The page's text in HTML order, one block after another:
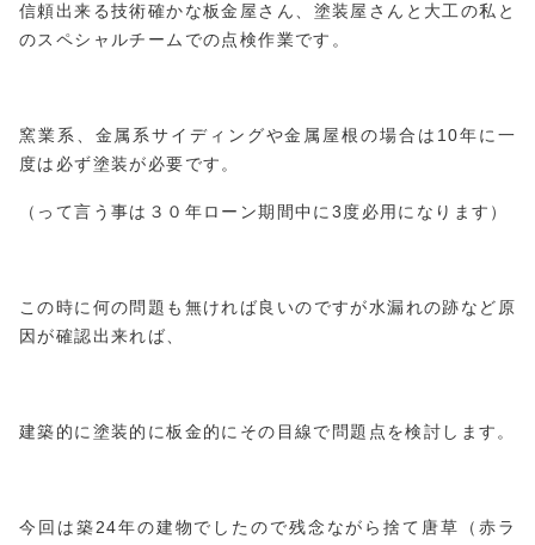
信頼出来る技術確かな板金屋さん、塗装屋さんと大工の私と
のスペシャルチームでの点検作業です。
窯業系、金属系サイディングや金属屋根の場合は10年に一
度は必ず塗装が必要です。
（って言う事は３０年ローン期間中に3度必用になります）
この時に何の問題も無ければ良いのですが水漏れの跡など原
因が確認出来れば、
建築的に塗装的に板金的にその目線で問題点を検討します。
今回は築24年の建物でしたので残念ながら捨て唐草（赤ラ